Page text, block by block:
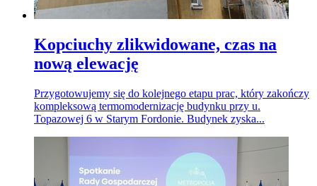
Kopciuchy zlikwidowane, czas na
nową elewację
Przygotowujemy się do kolejnego etapu prac, który zakończy
kompleksową termomodernizację budynku przy u.
Topazowej 6 w Starym Fordonie. Budynek zyska...